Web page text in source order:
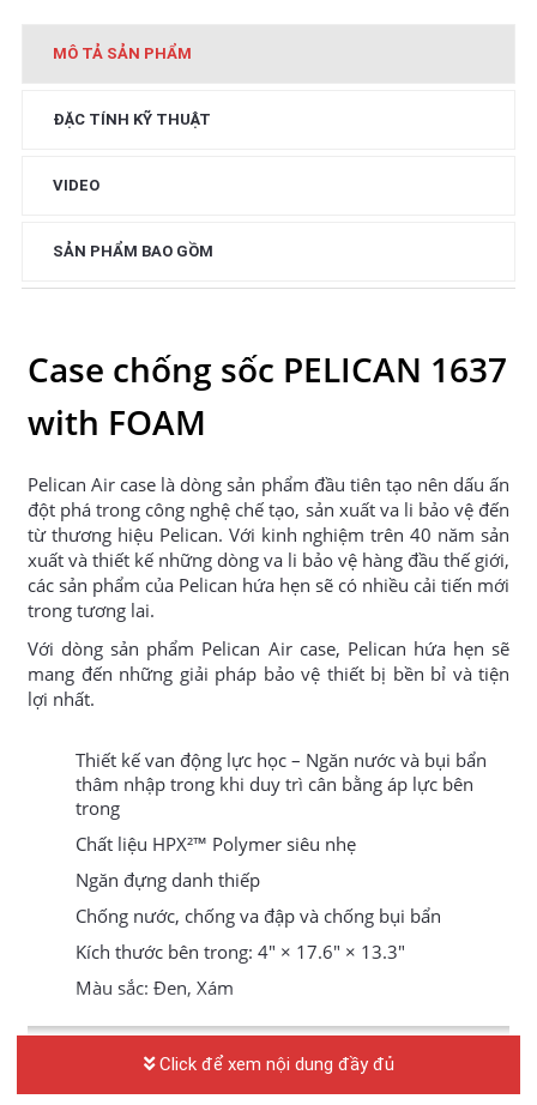
MÔ TẢ SẢN PHẨM
ĐẶC TÍNH KỸ THUẬT
VIDEO
SẢN PHẨM BAO GỒM
Case chống sốc PELICAN 1637
with FOAM
Pelican Air case là dòng sản phẩm đầu tiên tạo nên dấu ấn
đột phá trong công nghệ chế tạo, sản xuất va li bảo vệ đến
từ thương hiệu Pelican. Với kinh nghiệm trên 40 năm sản
xuất và thiết kế những dòng va li bảo vệ hàng đầu thế giới,
các sản phẩm của Pelican hứa hẹn sẽ có nhiều cải tiến mới
trong tương lai.
Với dòng sản phẩm Pelican Air case, Pelican hứa hẹn sẽ
mang đến những giải pháp bảo vệ thiết bị bền bỉ và tiện
lợi nhất.
Thiết kế van động lực học – Ngăn nước và bụi bẩn
thâm nhập trong khi duy trì cân bằng áp lực bên
trong
Chất liệu HPX²™ Polymer siêu nhẹ
Ngăn đựng danh thiếp
Chống nước, chống va đập và chống bụi bẩn
Kích thước bên trong: 4″ × 17.6″ × 13.3″
Màu sắc: Đen, Xám
Click để xem nội dung đầy đủ